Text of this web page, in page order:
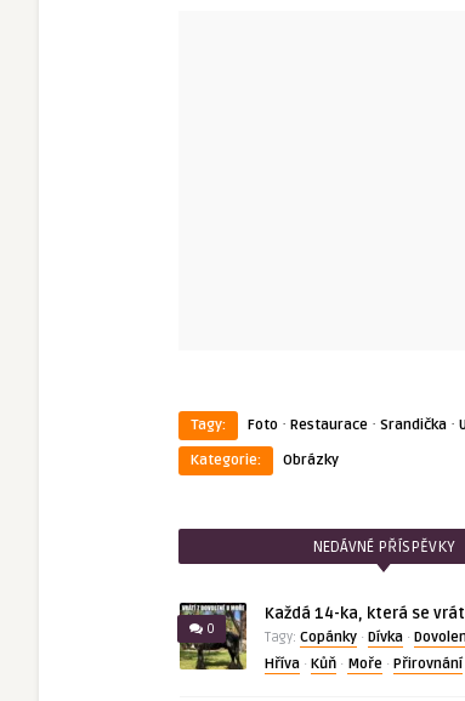
Tagy: Foto · Restaurace · Srandička ·
Kategorie:
Obrázky
NEDÁVNÉ PŘÍSPĚVKY
0
Každá 14-ka, která se
Tagy: Copánky · Dívka ·
Hříva · Kůň · Moře · Přirovnání